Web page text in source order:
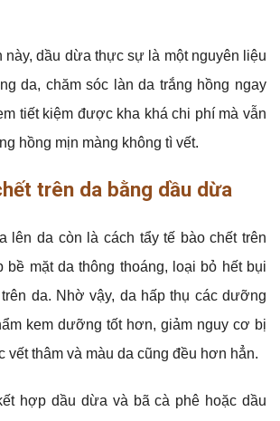
dầu dừa thực sự là một nguyên liệu
da, chăm sóc làn da trắng hồng ngay
tiết kiệm được kha khá chi phí mà vẫn
hồng mịn màng không tì vết.
trên da bằng dầu dừa
lên da còn là cách tẩy tế bào chết trên
bề mặt da thông thoáng, loại bỏ hết bụi
da. Nhờ vậy, da hấp thụ các dưỡng
kem dưỡng tốt hơn, giảm nguy cơ bị
vết thâm và màu da cũng đều hơn hẳn.
hợp dầu dừa và bã cà phê hoặc dầu